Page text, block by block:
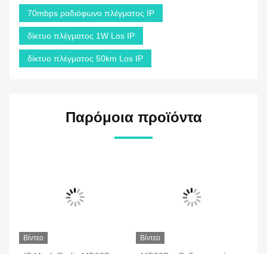
70mbps ραδιόφωνο πλέγματος IP
δίκτυο πλέγματος 1W Los IP
δίκτυο πλέγματος 50km Los IP
Παρόμοια προϊόντα
Βίντεο Βίντεο